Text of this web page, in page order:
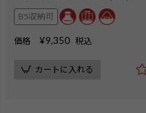
B5収納可
価格 ¥9,350 税込
カートに入れる